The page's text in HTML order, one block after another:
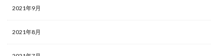
2021年9月
2021年8月